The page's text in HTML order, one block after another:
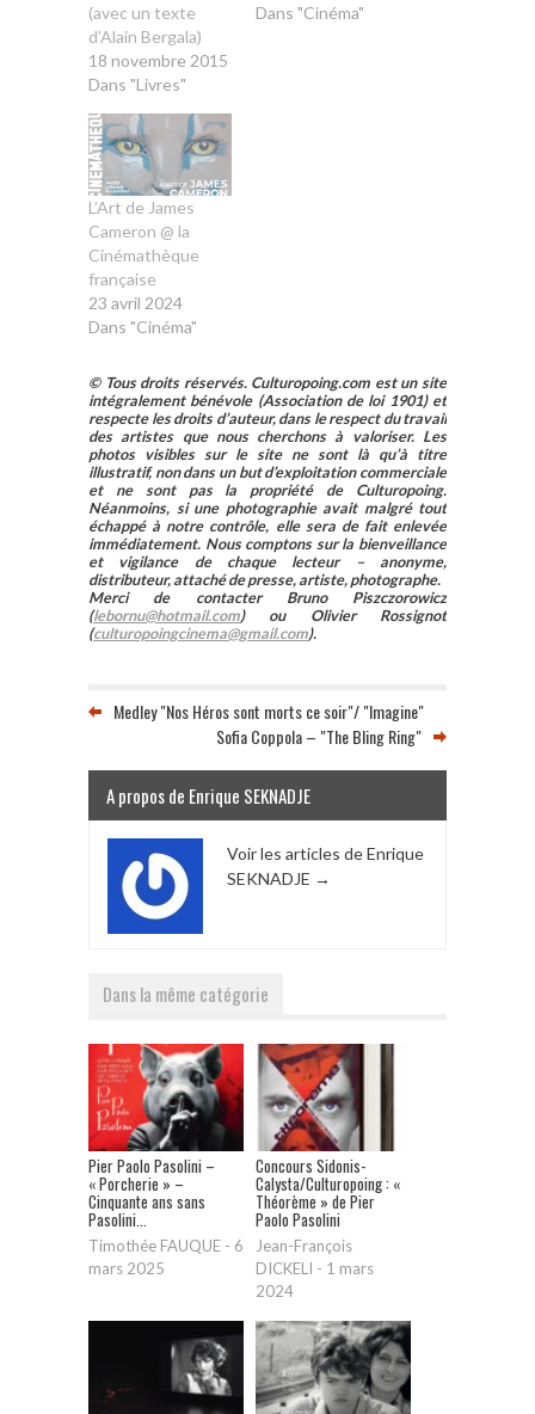
(avec un texte
d’Alain Bergala)
18 novembre 2015
Dans "Livres"
Dans "Cinéma"
L’Art de James
Cameron @ la
Cinémathèque
française
23 avril 2024
Dans "Cinéma"
© Tous droits réservés. Culturopoing.com est un site
intégralement bénévole (Association de loi 1901) et
respecte les droits d’auteur, dans le respect du travail
des artistes que nous cherchons à valoriser. Les
photos visibles sur le site ne sont là qu’à titre
illustratif, non dans un but d’exploitation commerciale
et ne sont pas la propriété de Culturopoing.
Néanmoins, si une photographie avait malgré tout
échappé à notre contrôle, elle sera de fait enlevée
immédiatement. Nous comptons sur la bienveillance
et vigilance de chaque lecteur – anonyme,
distributeur, attaché de presse, artiste, photographe.
Merci de contacter Bruno Piszczorowicz
(lebornu@hotmail.com) ou Olivier Rossignot
(culturopoingcinema@gmail.com).
Medley "Nos Héros sont morts ce soir"/ "Imagine"
Sofia Coppola – "The Bling Ring"
A propos de Enrique SEKNADJE
Voir les articles de Enrique
SEKNADJE →
Dans la même catégorie
Pier Paolo Pasolini –
« Porcherie » –
Cinquante ans sans
Pasolini...
Timothée FAUQUE - 6
mars 2025
Concours Sidonis-
Calysta/Culturopoing : «
Théorème » de Pier
Paolo Pasolini
Jean-François
DICKELI - 1 mars
2024